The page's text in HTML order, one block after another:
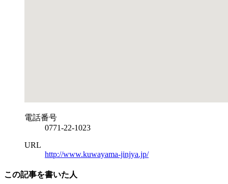
電話番号
0771-22-1023
URL
http://www.kuwayama-jinjya.jp/
この記事を書いた人